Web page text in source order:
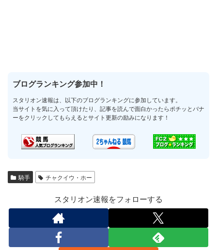
ブログランキング参加中！
スタリオン速報は、以下のブログランキングに参加しています。
当サイトを気に入って頂けたり、記事を読んで面白かったらポチッとバナ
ーをクリックしてもらえるとサイト更新の励みになります！
騎手 チャクイウ・ホー
スタリオン速報をフォローする